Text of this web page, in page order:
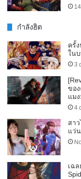
กำลังฮิต
ครั้
ใน
3
ขอ
แม
4
สา
แว่น
เฉ